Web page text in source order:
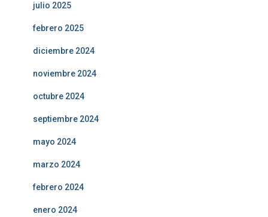
julio 2025
febrero 2025
diciembre 2024
noviembre 2024
octubre 2024
septiembre 2024
mayo 2024
marzo 2024
febrero 2024
enero 2024